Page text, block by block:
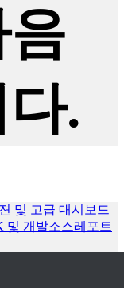
.
및 고급 대시보드
및 개발소스레포트